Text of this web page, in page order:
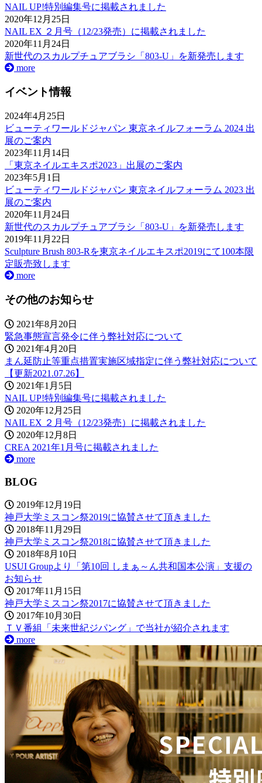
NAIL UP!特別編集号に掲載されました
2020年12月25日
NAIL EX ２月号（12/23発売）に掲載されました
2020年11月24日
新世代のスカルプチュアブラシ「803-U」を新発売します
more
イベント情報
2024年4月25日
ビューティワールドジャパン 東京ネイルフォーラム 2024 出
展のご案内
2023年11月14日
「東京ネイルエキスポ2023」出展のご案内
2023年5月1日
ビューティワールドジャパン 東京ネイルフォーラム 2023 出
展のご案内
2020年11月24日
新世代のスカルプチュアブラシ「803-U」を新発売します
2019年11月22日
Sculpture Brush 803-Rを東京ネイルエキスポ2019にて100本限
定販売致します
more
その他のお知らせ
2021年8月20日
緊急事態宣言発令に伴う弊社対応について
2021年4月20日
まん延防止等重点措置実施区域指定に伴う弊社対応について
【更新2021.07.26】
2021年1月5日
NAIL UP!特別編集号に掲載されました
2020年12月25日
NAIL EX ２月号（12/23発売）に掲載されました
2020年12月8日
CREA 2021年1月号に掲載されました
more
BLOG
2019年12月19日
神戸大学ミスコン祭2019に協賛させて頂きました
2018年11月29日
神戸大学ミスコン祭2018に協賛させて頂きました
2018年8月10日
USUI Groupより「第10回 しまぁ～ん共和国本公演」支援の
お知らせ
2017年11月15日
神戸大学ミスコン祭2017に協賛させて頂きました
2017年10月30日
ＴＶ番組「未来世紀ジパング」で当社が紹介されます
more